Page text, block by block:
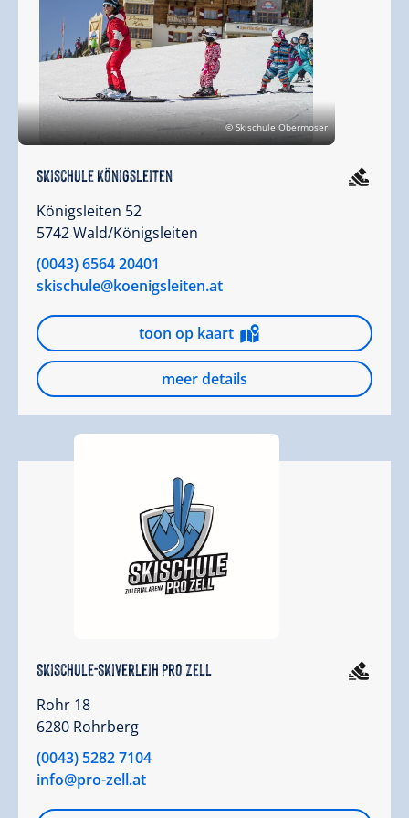
© Skischule Obermoser
Skischule Königsleiten
Königsleiten 52
5742 Wald/Königsleiten
(0043) 6564 20401
skischule@koenigsleiten.at
toon op kaart
meer details
Skischule-Skiverleih Pro Zell
Rohr 18
6280 Rohrberg
(0043) 5282 7104
info@pro-zell.at